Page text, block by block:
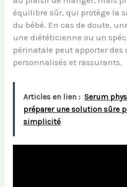
équilibre sûr, qui protège la
du bébé. En cas de doute,
une diététicienne ou un
périnatale peut apporter des
personnalisés et rassurants.
Articles en lien : Serum
préparer une solution sûre
simplicité